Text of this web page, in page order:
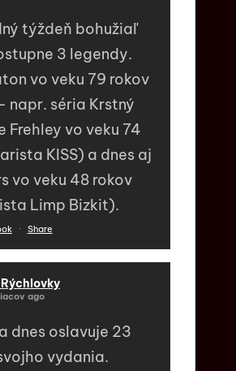
týždeň bohužiaľ
3 legendy.
vo veku 79 rokov
napr. séria Krstný
Frehley vo veku 74
KISS) a dnes aj
vo veku 48 rokov
Limp Bizkit).
· Share
Rýchlovky
ago
dnes oslavuje 23
vydania.